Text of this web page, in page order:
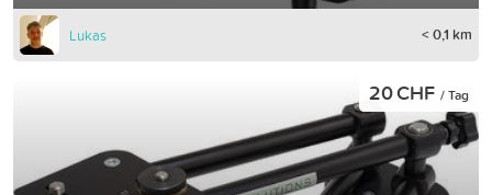
Lukas < 0,1 km
20 CHF / Tag